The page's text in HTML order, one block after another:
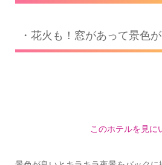
・花火も！窓があって景色
このホテルを見に